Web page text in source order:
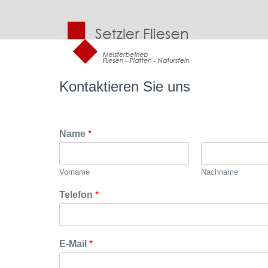
springen
Kontaktieren Sie uns
Name *
Vorname Nachname
Telefon *
E-Mail *